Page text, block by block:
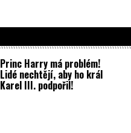
Princ Harry má problém!
Lidé nechtějí, aby ho král
Karel III. podpořil!